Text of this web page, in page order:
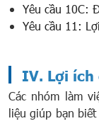
Yêu cầu 10C:
Yêu cầu 11:
IV. Lợi ích
Các nhóm làm
liệu giúp bạn